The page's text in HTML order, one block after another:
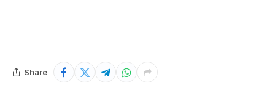
Share